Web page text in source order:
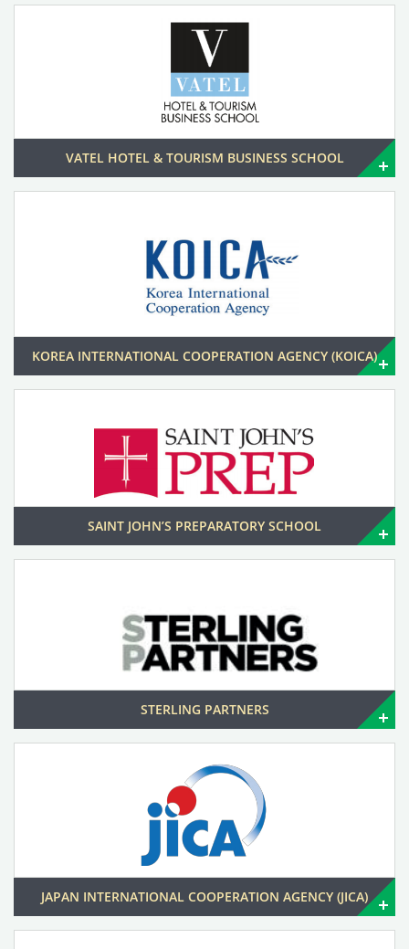
VATEL HOTEL & TOURISM BUSINESS SCHOOL
KOREA INTERNATIONAL COOPERATION AGENCY (KOICA)
SAINT JOHN’S PREPARATORY SCHOOL
STERLING PARTNERS
JAPAN INTERNATIONAL COOPERATION AGENCY (JICA)